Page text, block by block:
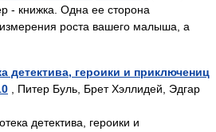
- книжка. Одна ее сторона
роста вашего малыша, а
детектива, героики и приключениц
, Питер Буль, Брет Хэллидей, Эдгар
детектива, героики и